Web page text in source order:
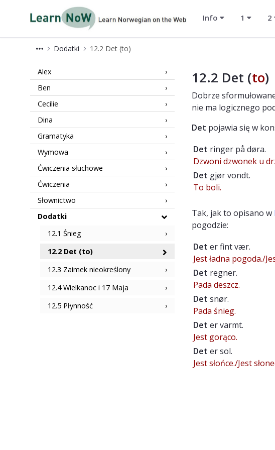
LearnNoW-pl Info 1 2
Dodatki 12.2 Det (to)
Extras 12.2 LearnNoW
Alex
Ben
Cecilie
Dina
Gramatyka
Wymowa
Ćwiczenia słuchowe
Ćwiczenia
Słownictwo
Dodatki
12.1 Śnieg
12.2 Det (to)
12.3 Zaimek nieokreślony
12.4 Wielkanoc i 17 Maja
12.5 Płynność
12.2 Det (to)
Dobrze
nie ma logicznego
Det pojawia się w
Det ringer på døra.
Dzwoni dzwonek u
Det gjør vondt.
To boli.
Tak, jak to opisano w
pogodzie:
Det er fint vær.
Jest ładna pogoda./
Det regner.
Pada deszcz.
Det snør.
Pada śnieg.
Det er varmt.
Jest gorąco.
Det er sol.
Jest słońce./Jest